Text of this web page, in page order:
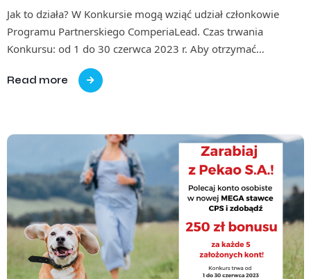
Jak to działa? W Konkursie mogą wziąć udział członkowie
Programu Partnerskiego ComperiaLead. Czas trwania
Konkursu: od 1 do 30 czerwca 2023 r. Aby otrzymać…
Read more